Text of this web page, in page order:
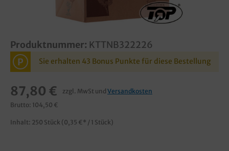
Produktnummer: KTTNB322226
P Sie erhalten 43 Bonus Punkte für diese Bestellung
87,80 € zzgl. MwSt und Versandkosten
Brutto: 104,50 €
Inhalt: 250 Stück (0,35 €* / 1 Stück)